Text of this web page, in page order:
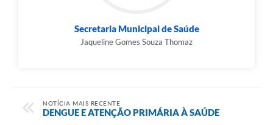
Secretaria Municipal de Saúde
Jaqueline Gomes Souza Thomaz
NOTÍCIA MAIS RECENTE
DENGUE E ATENÇÃO PRIMÁRIA À SAÚDE